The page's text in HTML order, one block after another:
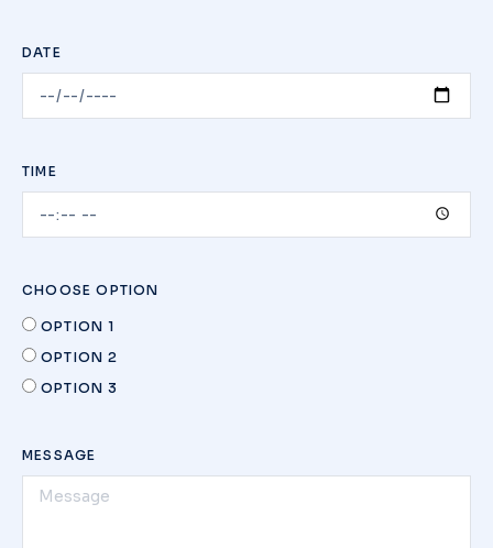
DATE
TIME
CHOOSE OPTION
OPTION 1
OPTION 2
OPTION 3
MESSAGE